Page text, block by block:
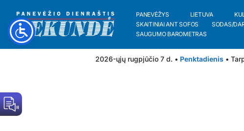
PANEVĖŽYS LIETUVA
SKAITINIAI ANT SOFOS
SODAS/
SAUGUMO BAROMETRAS
2026-ųjų rugpjūčio 7 d. • Penktadienis •